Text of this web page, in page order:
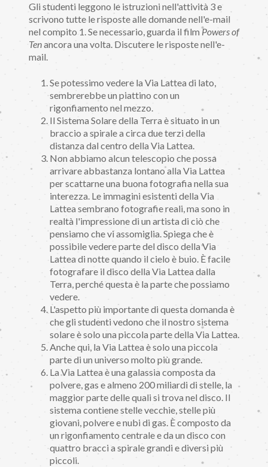
Gli studenti leggono le istruzioni nell'attività 3 e
scrivono tutte le risposte alle domande nell'e-mail
nel compito 1. Se necessario, guarda il film Powers of
Tenancora una volta. Discutere le risposte nell'e-
mail.
Se potessimo vedere la Via Lattea di lato,
sembrerebbe un piattino con un
rigonfiamento nel mezzo.
Il Sistema Solare della Terra è situato in un
braccio a spirale a circa due terzi della
distanza dal centro della Via Lattea.
Non abbiamo alcun telescopio che possa
arrivare abbastanza lontano alla Via Lattea
per scattarne una buona fotografia nella sua
interezza. Le immagini esistenti della Via
Lattea sembrano fotografie reali, ma sono in
realtà l'impressione di un artista di ciò che
pensiamo che vi assomiglia. Spiega che è
possibile vedere parte del disco della Via
Lattea di notte quando il cielo è buio. È facile
fotografare il disco della Via Lattea dalla
Terra, perché questa è la parte che possiamo
vedere.
L'aspetto più importante di questa domanda è
che gli studenti vedono che il nostro sistema
solare è solo una piccola parte della Via Lattea.
Anche qui, la Via Lattea è solo una piccola
parte di un universo molto più grande.
La Via Lattea è una galassia composta da
polvere, gas e almeno 200 miliardi di stelle, la
maggior parte delle quali si trova nel disco. Il
sistema contiene stelle vecchie, stelle più
giovani, polvere e nubi di gas. È composto da
un rigonfiamento centrale e da un disco con
quattro bracci a spirale grandi e diversi più
piccoli.